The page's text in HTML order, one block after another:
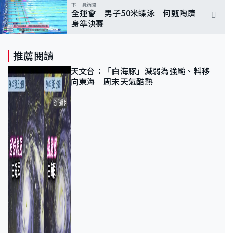
下一則新聞
全運會｜男子50米蝶泳 何甄陶躋
身準決賽
推薦閱讀
天文台：「白海豚」減弱為強颱、料移
向東海 周末天氣酷熱